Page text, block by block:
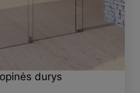
durys